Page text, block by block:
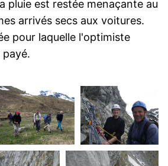
pluie est restée menaçante au
arrivés secs aux voitures.
pour laquelle l'optimiste